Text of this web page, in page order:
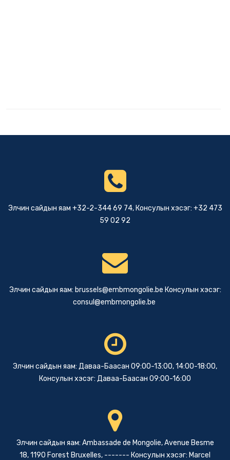
Элчин сайдын яам +32-2-344 69 74, Консулын хэсэг: +32 473
59 02 92
Элчин сайдын яам: brussels@embmongolie.be Консулын хэсэг:
consul@embmongolie.be
Элчин сайдын яам: Даваа-Баасан 09:00-13:00, 14:00-18:00,
Консулын хэсэг: Даваа-Баасан 09:00-16:00
Элчин сайдын яам: Ambassade de Mongolie, Avenue Besme
18, 1190 Forest Bruxelles, ------- Консулын хэсэг: Marcel